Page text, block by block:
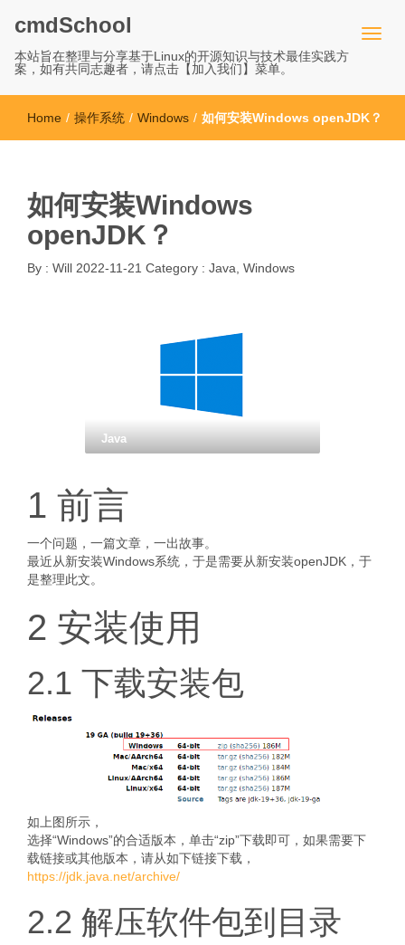
cmdSchool
本站旨在整理与分享基于Linux的开源知识与技术最佳实践方
案，如有共同志趣者，请点击【加入我们】菜单。
Home / 操作系统 / Windows / 如何安装Windows openJDK？
如何安装Windows
openJDK？
By : Will 2022-11-21 Category : Java Windows
Java
1 前言
一个问题，一篇文章，一出故事。
最近从新安装Windows系统，于是需要从新安装openJDK，于
是整理此文。
2 安装使用
2.1 下载安装包
如上图所示，
选择“Windows”的合适版本，单击“zip”下载即可，如果需要下
载链接或其他版本，请从如下链接下载，
https://jdk.java.net/archive/
2.2 解压软件包到目录